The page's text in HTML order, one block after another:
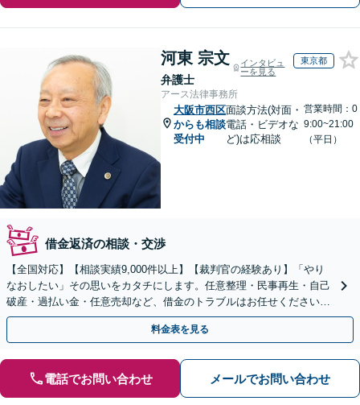
河東 宗文
弁護士
インタビュ
ーを見る
東京都
アース法律事務所
大阪市西区
からも相談
受付中
面談方法(対面・
電話・ビデオな
ど)は応相談
営業時間：0
9:00~21:00
（平日）
借金返済の相談・交渉
【全国対応】【相談実績9,000件以上】【裁判官の経験あり】「やり
なおしたい」その思いをカタチにします。任意整理・民事再生・自己
破産・過払い金・任意売却など、借金のトラブルはお任せください。
【初回相談無料】【全国対応可能】
料金表を見る
電話でお問い合わせ メールでお問い合わせ